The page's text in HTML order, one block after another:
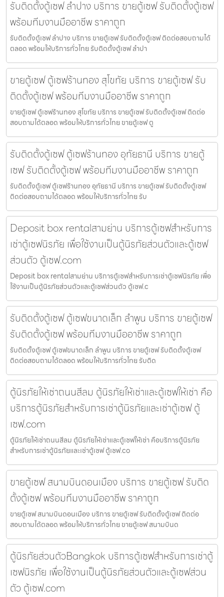
รับติดตั้งตู้เซฟ ลำปาง บริการ ขายตู้เซฟ รับติดตั้งตู้เซฟ
พร้อมทีมงานมืออาชีพ ราคาถูก
รับติดตั้งตู้เซฟ ลำปาง บริการ ขายตู้เซฟ รับติดตั้งตู้เซฟ ติดต่อสอบถามได้
ตลอด พร้อมให้บริการทั่วไทย รับติดตั้งตู้เซฟ ลำปา
ขายตู้เซฟ ตู้เซฟร้านทอง สุโขทัย บริการ ขายตู้เซฟ รับ
ติดตั้งตู้เซฟ พร้อมทีมงานมืออาชีพ ราคาถูก
ขายตู้เซฟ ตู้เซฟร้านทอง สุโขทัย บริการ ขายตู้เซฟ รับติดตั้งตู้เซฟ ติดต่อ
สอบถามได้ตลอด พร้อมให้บริการทั่วไทย ขายตู้เซฟ ตู
รับติดตั้งตู้เซฟ ตู้เซฟร้านทอง อุทัยธานี บริการ ขายตู้
เซฟ รับติดตั้งตู้เซฟ พร้อมทีมงานมืออาชีพ ราคาถูก
รับติดตั้งตู้เซฟ ตู้เซฟร้านทอง อุทัยธานี บริการ ขายตู้เซฟ รับติดตั้งตู้เซฟ
ติดต่อสอบถามได้ตลอด พร้อมให้บริการทั่วไทย รับ
Deposit box rentalสามย่าน บริการตู้เซฟสำหรับการ
เช่าตู้เซฟนิรภัย เพื่อใช้งานเป็นตู้นิรภัยส่วนตัวและตู้เซฟ
ส่วนตัว ตู้เซฟ.com
Deposit box rentalสามย่าน บริการตู้เซฟสำหรับการเช่าตู้เซฟนิรภัย เพื่อ
ใช้งานเป็นตู้นิรภัยส่วนตัวและตู้เซฟส่วนตัว ตู้เซฟ.c
รับติดตั้งตู้เซฟ ตู้เซฟขนาดเล็ก ลำพูน บริการ ขายตู้เซฟ
รับติดตั้งตู้เซฟ พร้อมทีมงานมืออาชีพ ราคาถูก
รับติดตั้งตู้เซฟ ตู้เซฟขนาดเล็ก ลำพูน บริการ ขายตู้เซฟ รับติดตั้งตู้เซฟ
ติดต่อสอบถามได้ตลอด พร้อมให้บริการทั่วไทย รับติด
ตู้นิรภัยให้เช่าถนนสีลม ตู้นิรภัยให้เช่าและตู้เซฟให้เช่า คือ
บริการตู้นิรภัยสำหรับการเช่าตู้นิรภัยและเช่าตู้เซฟ ตู้
เซฟ.com
ตู้นิรภัยให้เช่าถนนสีลม ตู้นิรภัยให้เช่าและตู้เซฟให้เช่า คือบริการตู้นิรภัย
สำหรับการเช่าตู้นิรภัยและเช่าตู้เซฟ ตู้เซฟ.co
ขายตู้เซฟ สนามบินดอนเมือง บริการ ขายตู้เซฟ รับติด
ตั้งตู้เซฟ พร้อมทีมงานมืออาชีพ ราคาถูก
ขายตู้เซฟ สนามบินดอนเมือง บริการ ขายตู้เซฟ รับติดตั้งตู้เซฟ ติดต่อ
สอบถามได้ตลอด พร้อมให้บริการทั่วไทย ขายตู้เซฟ สนามบินด
ตู้นิรภัยส่วนตัวBangkok บริการตู้เซฟสำหรับการเช่าตู้
เซฟนิรภัย เพื่อใช้งานเป็นตู้นิรภัยส่วนตัวและตู้เซฟส่วน
ตัว ตู้เซฟ.com